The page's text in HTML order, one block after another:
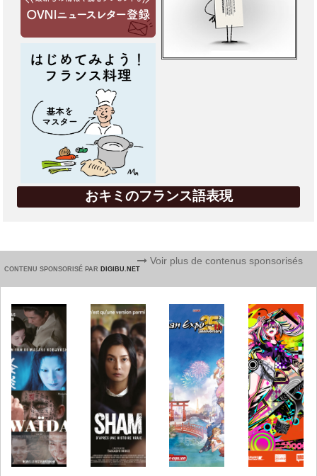
おキミのフランス語表現
CONTENU SPONSORISÉ PAR DIGIBU.NET
Voir plus de contenus sponsorisés